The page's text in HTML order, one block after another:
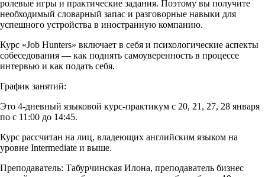
ролевые игры и практические задания. Поэтому вы получите
необходимый словарный запас и разговорные навыки для
успешного устройства в иностранную компанию.
Курс «Job Hunters» включает в себя и психологические аспекты
собеседования — как поднять самоуверенность в процессе
интервью и как подать себя.
График занятий:
Это 4-дневный языковой курс-практикум с 20, 21, 27, 28 января
по с 11:00 до 14:45.
Курс рассчитан на лиц, владеющих английским языком на
уровне Intermediate и выше.
Преподаватель: Табурчинская Илона, преподаватель бизнес